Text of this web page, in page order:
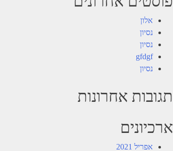
אלון
נסיון
נסיון
gfdgf
נסיון
תגובות אחרונות
ארכיונים
אפריל 2021